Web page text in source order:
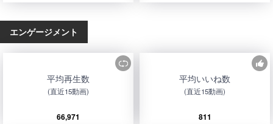
エンゲージメント
平均再生数
(直近15動画)
66,971
平均いいね数
(直近15動画)
811